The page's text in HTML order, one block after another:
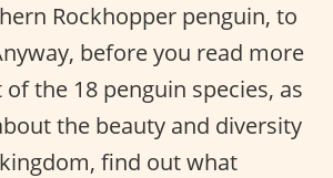
Rockhopper penguin, to
before you read more
the 18 penguin species, as
the beauty and diversity
find out what